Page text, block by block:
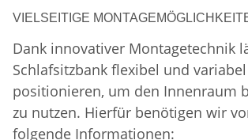
VIELSEITIGE
Dank innovativer Montagetechnik
Schlafsitzbank flexibel und
positionieren, um den Innenraum
zu nutzen. Hierfür benötigen wir
folgende Informationen: